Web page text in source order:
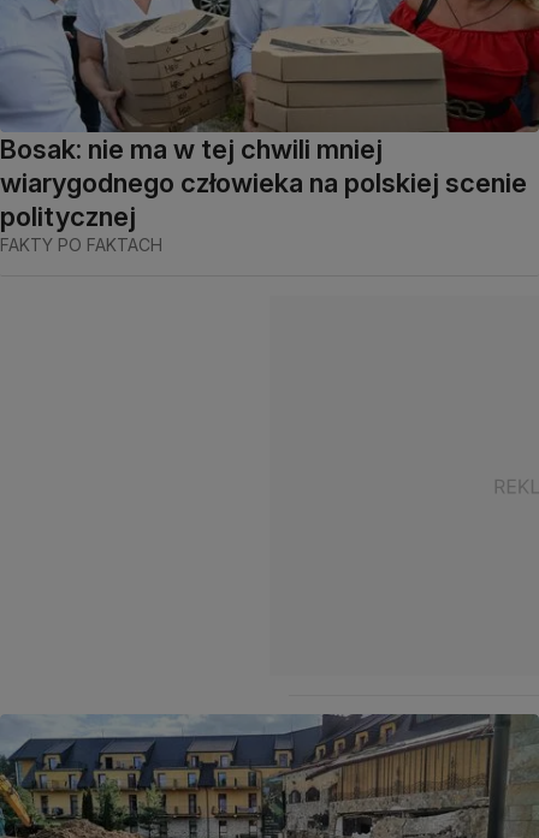
Bosak: nie ma w tej chwili mniej
wiarygodnego człowieka na polskiej scenie
politycznej
FAKTY PO FAKTACH